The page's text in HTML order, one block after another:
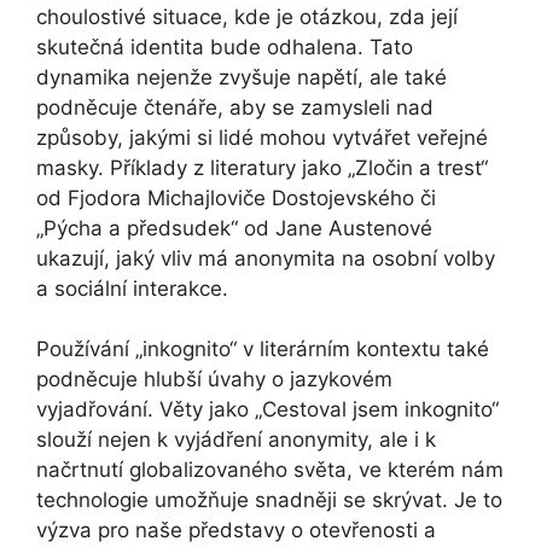
choulostivé situace, kde je otázkou, zda její
skutečná identita bude odhalena. Tato
dynamika nejenže zvyšuje napětí, ale také
podněcuje čtenáře, aby se zamysleli nad
způsoby, jakými si lidé mohou vytvářet veřejné
masky. Příklady z literatury jako „Zločin a trest“
od Fjodora Michajloviče Dostojevského či
„Pýcha a předsudek“ od Jane Austenové
ukazují, jaký vliv má anonymita na osobní volby
a sociální interakce.
Používání „inkognito“ v literárním kontextu také
podněcuje hlubší úvahy o jazykovém
vyjadřování. Věty jako „Cestoval jsem inkognito“
slouží nejen k vyjádření anonymity, ale i k
načrtnutí globalizovaného světa, ve kterém nám
technologie umožňuje snadněji se skrývat. Je to
výzva pro naše představy o otevřenosti a